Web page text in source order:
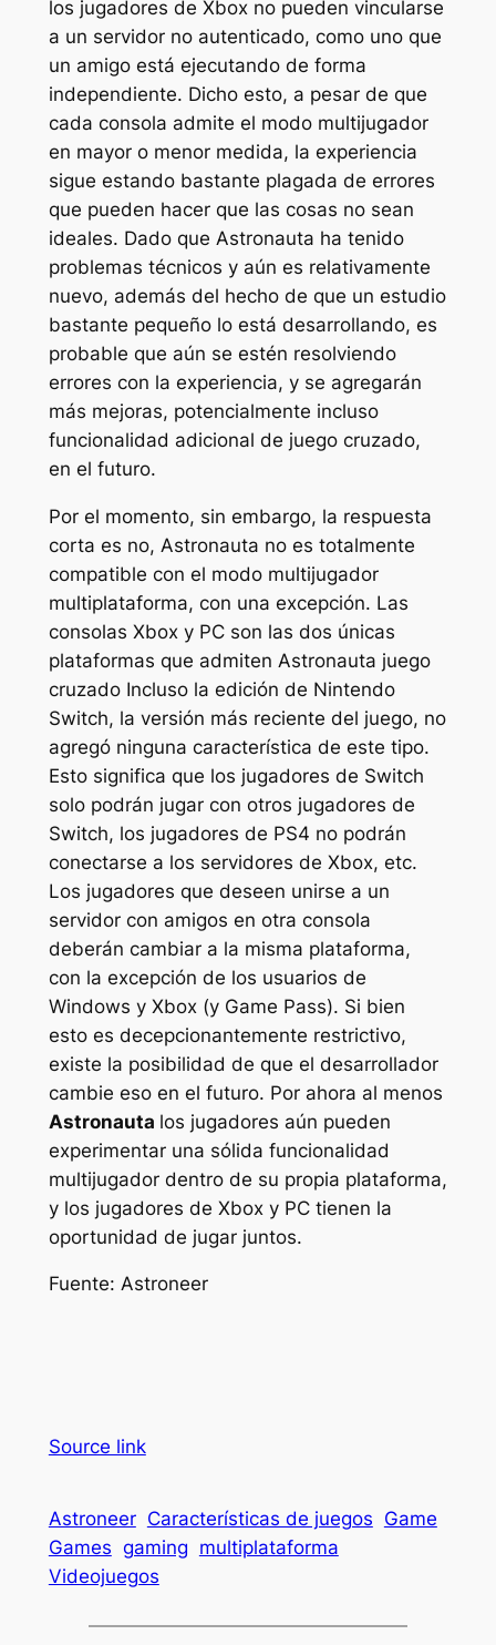
los jugadores de Xbox no pueden vincularse
a un servidor no autenticado, como uno que
un amigo está ejecutando de forma
independiente. Dicho esto, a pesar de que
cada consola admite el modo multijugador
en mayor o menor medida, la experiencia
sigue estando bastante plagada de errores
que pueden hacer que las cosas no sean
ideales. Dado que Astronauta ha tenido
problemas técnicos y aún es relativamente
nuevo, además del hecho de que un estudio
bastante pequeño lo está desarrollando, es
probable que aún se estén resolviendo
errores con la experiencia, y se agregarán
más mejoras, potencialmente incluso
funcionalidad adicional de juego cruzado,
en el futuro.
Por el momento, sin embargo, la respuesta
corta es no, Astronauta no es totalmente
compatible con el modo multijugador
multiplataforma, con una excepción. Las
consolas Xbox y PC son las dos únicas
plataformas que admiten Astronauta juego
cruzado Incluso la edición de Nintendo
Switch, la versión más reciente del juego, no
agregó ninguna característica de este tipo.
Esto significa que los jugadores de Switch
solo podrán jugar con otros jugadores de
Switch, los jugadores de PS4 no podrán
conectarse a los servidores de Xbox, etc.
Los jugadores que deseen unirse a un
servidor con amigos en otra consola
deberán cambiar a la misma plataforma,
con la excepción de los usuarios de
Windows y Xbox (y Game Pass). Si bien
esto es decepcionantemente restrictivo,
existe la posibilidad de que el desarrollador
cambie eso en el futuro. Por ahora al menos
Astronauta los jugadores aún pueden
experimentar una sólida funcionalidad
multijugador dentro de su propia plataforma,
y ​​los jugadores de Xbox y PC tienen la
oportunidad de jugar juntos.
Fuente: Astroneer
Source link
Astroneer Características de juegos Game
Games gaming multiplataforma
Videojuegos